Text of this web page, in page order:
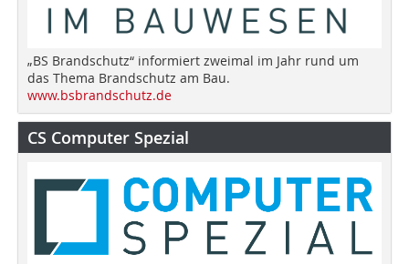
„BS Brandschutz“ informiert zweimal im Jahr rund um
das Thema Brandschutz am Bau.
www.bsbrandschutz.de
CS Computer Spezial